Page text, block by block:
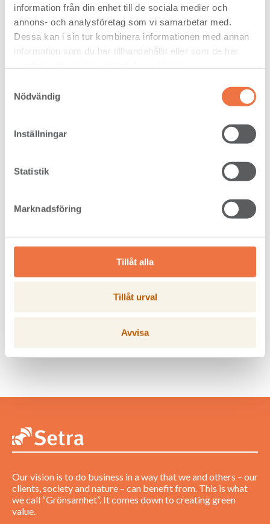
information från din enhet till de sociala medier och
annons- och analysföretag som vi samarbetar med.
Dessa kan i sin tur kombinera informationen med annan
information som du har tillhandahållit eller som de har
Nödvändig
Inställningar
Statistik
Marknadsföring
Tillåt alla
Tillåt urval
Avvisa
End of period commentary
from Setra for Q1 2026
2026-04-27
The wood industry company Setra
reports an operating result of -122
million (-75) MSEK for the first
End of period commentary
from Setra 2025
full year 2025 of -622* (-216) MSEK.
Net sales amounted to 5,619 (5,182)
Our vision is to do business in a way that we and others – our
clients, society and nature – can benefit from. This is what
we call “Grönsamhet”. It comes down to creating green
value.